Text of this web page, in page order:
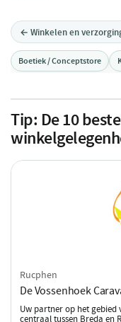
← Winkelen en
Boetiek / Conceptstore
Tip: De10
Rucphen
De Vossenhoek
Uw partner op het gebied
centraal tussen Breda en